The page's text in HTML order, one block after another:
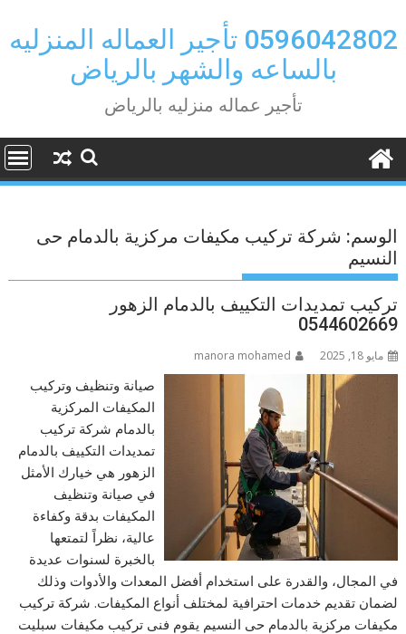
to
content
0596042802 تأجير العماله المنزليه
بالساعه والشهر بالرياض
تأجير عماله منزليه بالرياض
الوسم: شركة تركيب مكيفات مركزية بالدمام حى
النسيم
تركيب تمديدات التكييف بالدمام الزهور
0544602669
مايو 18, 2025 manora mohamed
صيانة وتنظيف وتركيب
المكيفات المركزية
بالدمام شركة تركيب
تمديدات التكييف بالدمام
الزهور هي خيارك الأمثل
في صيانة وتنظيف
المكيفات بدقة وكفاءة
عالية، نظراً لتمتعها
بالخبرة لسنوات عديدة
في المجال، والقدرة على استخدام أفضل المعدات والأدوات وذلك
لضمان تقديم خدمات احترافية لمختلف أنواع المكيفات. شركة تركيب
مكيفات مركزية بالدمام حى النسيم يقوم فنى تركيب مكيفات سبليت